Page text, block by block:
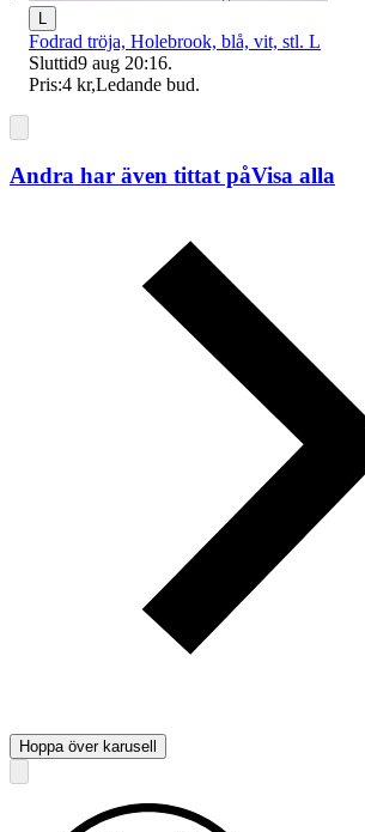
Fodrad tröja, Holebrook, blå, vit, stl. L
Sluttid9 aug 20:16.
Pris:4 kr,Ledande bud.
Andra har även tittat påVisa alla
Hoppa över karusell